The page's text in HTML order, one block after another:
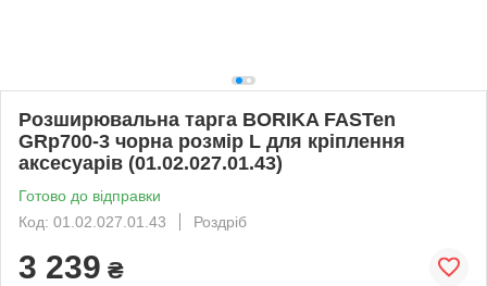
Розширювальна тарга BORIKA FASTen
GRp700-3 чорна розмір L для кріплення
аксесуарів (01.02.027.01.43)
Готово до відправки
Код: 01.02.027.01.43
Роздріб
3 239 ₴